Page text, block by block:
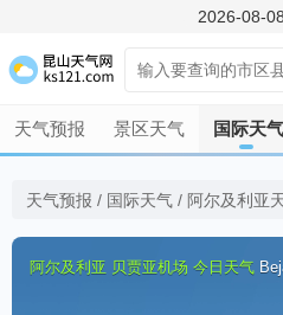
2026-08-08
天气预报 景区天气 国际天气
天气预报 / 国际天气 / 阿尔及利亚
阿尔及利亚 贝贾亚机场 今日天气